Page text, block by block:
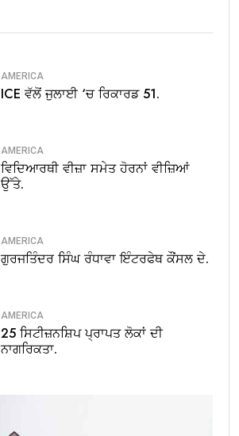
AMERICA
ICE ਵੱਲੋਂ ਜੁਲਾਈ ‘ਚ ਰਿਕਾਰਡ 51.
AMERICA
ਵਿਦਿਆਰਥੀ ਵੀਜ਼ਾ ਸਮੇਤ ਹੋਰਨਾਂ ਵੀਜ਼ਿਆਂ
ਉੱਤੇ.
AMERICA
ਗੁਰਜਤਿੰਦਰ ਸਿੰਘ ਰੰਧਾਵਾ ਇੰਟਰਫੇਥ ਕੌਂਸਲ ਦੇ.
AMERICA
25 ਸਿਟੀਜ਼ਨਸ਼ਿਪ ਪ੍ਰਾਪਤ ਲੋਕਾਂ ਦੀ
ਨਾਗਰਿਕਤਾ.